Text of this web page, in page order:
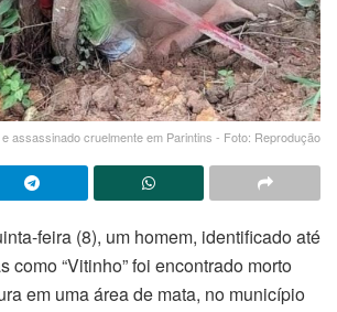
assassinado cruelmente em Parintins - Foto: Reprodução
feira (8), um homem, identificado até
como “Vitinho” foi encontrado morto
em uma área de mata, no município